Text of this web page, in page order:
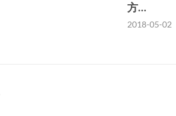
方…
2018-05-02